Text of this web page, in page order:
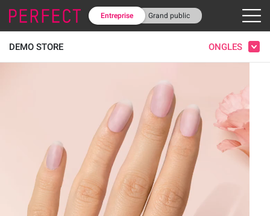
Entreprise Grand public
DEMO STORE ONGLES